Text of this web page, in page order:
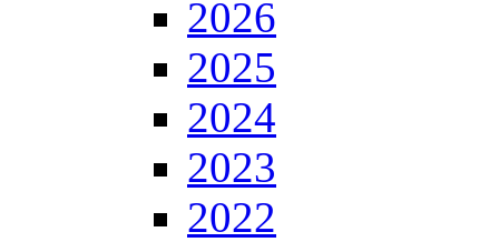
2026
2025
2024
2023
2022